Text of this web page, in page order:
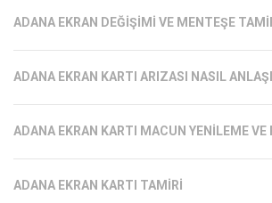
ADANA EKRAN DEĞIŞIMI VE MENTEŞE
ADANA EKRAN KARTI ARIZASI NASIL
ADANA EKRAN KARTI MACUN YENILEME VE
ADANA EKRAN KARTI TAMIRI